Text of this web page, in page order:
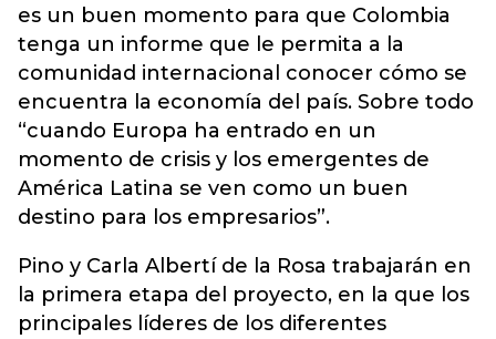
es un buen momento para que Colombia
tenga un informe que le permita a la
comunidad internacional conocer cómo se
encuentra la economía del país. Sobre todo
“cuando Europa ha entrado en un
momento de crisis y los emergentes de
América Latina se ven como un buen
destino para los empresarios”.
Pino y Carla Albertí de la Rosa trabajarán en
la primera etapa del proyecto, en la que los
principales líderes de los diferentes